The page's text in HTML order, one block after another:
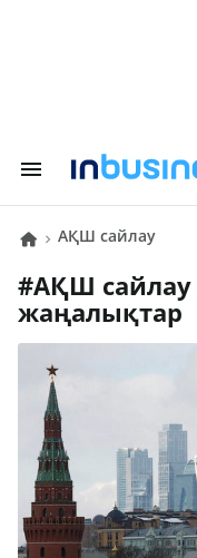
АҚШ сайлау
# АҚШ сайлау
жаңалықтар